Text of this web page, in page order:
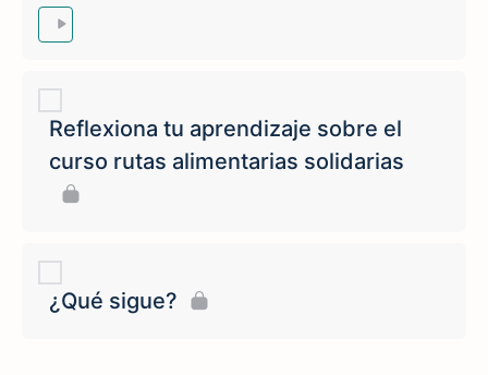
Reflexiona tu aprendizaje sobre el
curso rutas alimentarias solidarias
¿Qué sigue?